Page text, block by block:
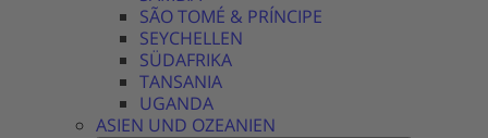
SÃO TOMÉ & PRÍNCIPE
SEYCHELLEN
SÜDAFRIKA
TANSANIA
UGANDA
ASIEN UND OZEANIEN